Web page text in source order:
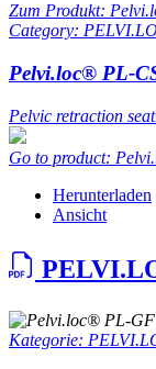
Zum Produkt:
Category:
Pelvi.loc® PL-
Pelvic retraction
Go to product:
Herunterladen
Ansicht
Kategorie: